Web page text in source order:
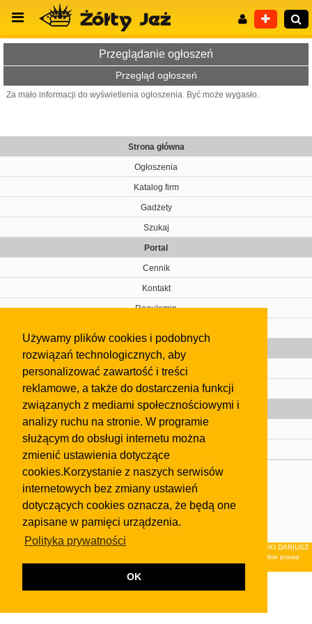
Używamy plików cookies i podobnych
rozwiązań technologicznych, aby
personalizować zawartość i treści
reklamowe, a także do dostarczenia funkcji
związanych z mediami społecznościowymi i
analizy ruchu na stronie. W programie
służącym do obsługi internetu można
zmienić ustawienia dotyczące
cookies.Korzystanie z naszych serwisów
internetowych bez zmiany ustawień
dotyczących cookies oznacza, że będą one
zapisane w pamięci urządzenia.
Polityka prywatności
OK
Przeglądanie ogłoszeń
Przegląd ogłoszeń
Za mało informacji do wyświetlenia ogłoszenia. Być może wygasło.
Strona główna
Ogłoszenia
Katalog firm
Gadżety
Szukaj
Portal
Cennik
Kontakt
Regulamin
Gazeta
Olkusz
Kontakt
Strefa dla biznesu
Biura nieruchomości
Dealerzy i autokomisy
Skontaktuj się z nami
regulaminuiPolityki Prywatności.
Klauzula FB
© 2026Wydawnictwo NEON sp. z o.o. (dawniej: FIRMA NEON MAREK KLUCZEWSKI DARIUSZ
KRAWCZYK s.c.) z siedzibą w Olkuszu, ul.Żuradzka 15, 32-300 Olkusz . Wszystkie prawa